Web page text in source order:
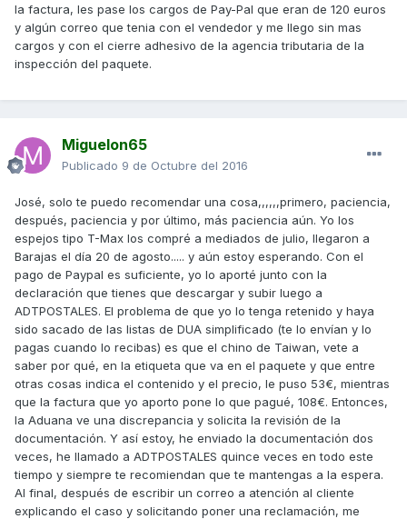
la factura, les pase los cargos de Pay-Pal que eran de 120 euros
y algún correo que tenia con el vendedor y me llego sin mas
cargos y con el cierre adhesivo de la agencia tributaria de la
inspección del paquete.
Miguelon65
Publicado 9 de Octubre del 2016
José, solo te puedo recomendar una cosa,,,,,,primero, paciencia,
después, paciencia y por último, más paciencia aún. Yo los
espejos tipo T-Max los compré a mediados de julio, llegaron a
Barajas el día 20 de agosto..... y aún estoy esperando. Con el
pago de Paypal es suficiente, yo lo aporté junto con la
declaración que tienes que descargar y subir luego a
ADTPOSTALES. El problema de que yo lo tenga retenido y haya
sido sacado de las listas de DUA simplificado (te lo envían y lo
pagas cuando lo recibas) es que el chino de Taiwan, vete a
saber por qué, en la etiqueta que va en el paquete y que entre
otras cosas indica el contenido y el precio, le puso 53€, mientras
que la factura que yo aporto pone lo que pagué, 108€. Entonces,
la Aduana ve una discrepancia y solicita la revisión de la
documentación. Y así estoy, he enviado la documentación dos
veces, he llamado a ADTPOSTALES quince veces en todo este
tiempo y siempre te recomiendan que te mantengas a la espera.
Al final, después de escribir un correo a atención al cliente
explicando el caso y solicitando poner una reclamación, me